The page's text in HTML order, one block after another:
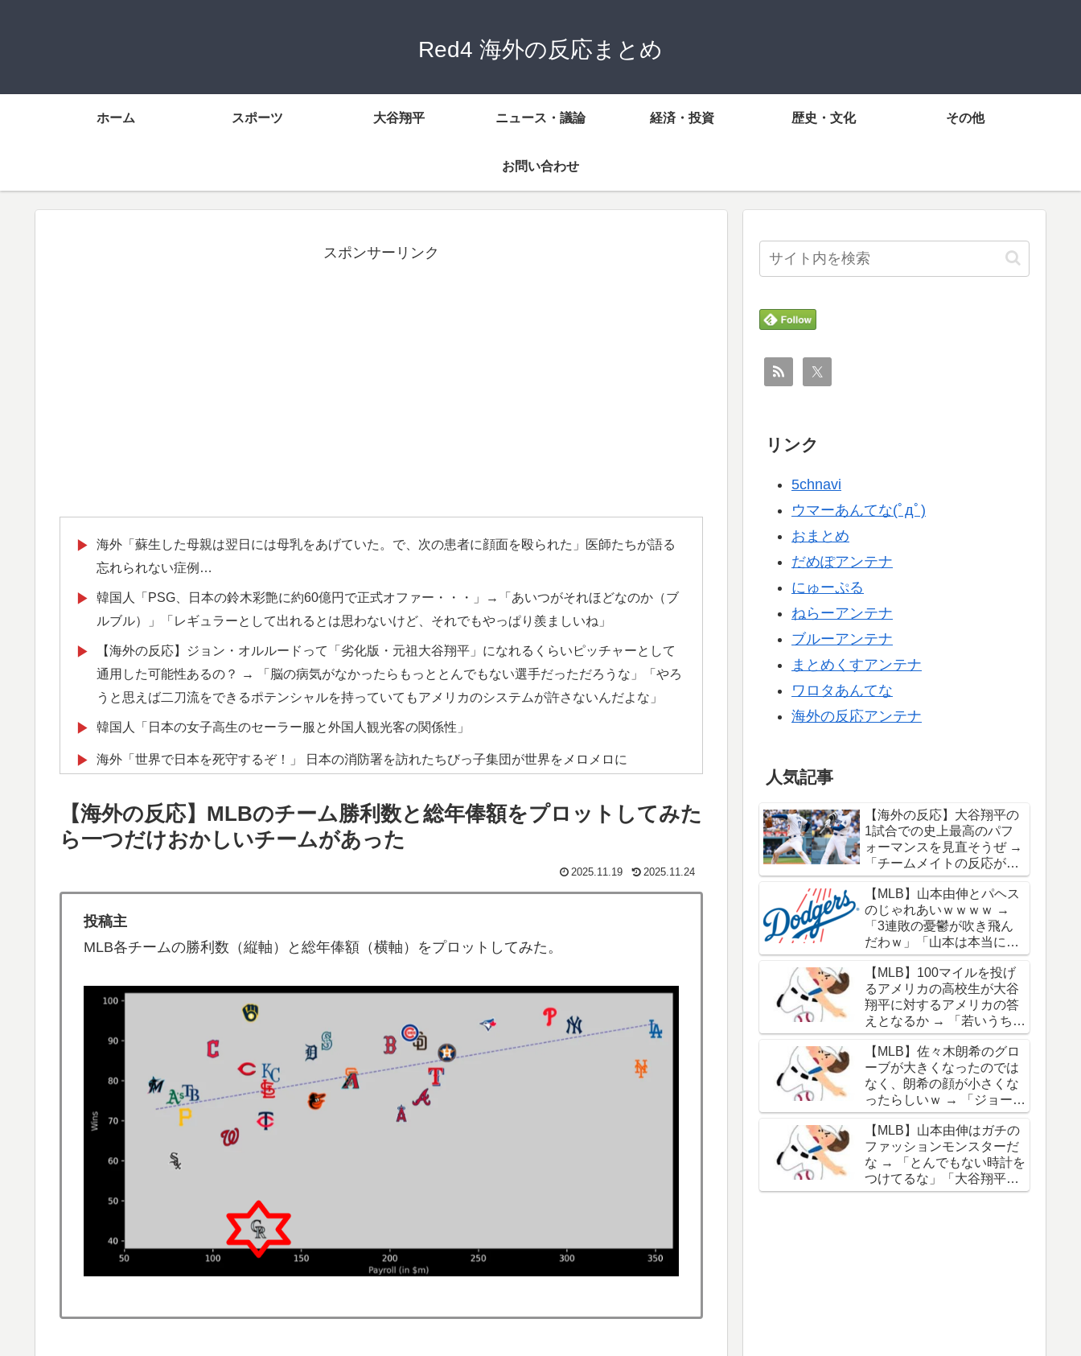
Red4 海外の反応まとめ
ホーム スポーツ 大谷翔平 ニュース・議論 経済・投資 歴史・文化 その他
お問い合わせ
スポンサーリンク
▶
海外「蘇生した母親は翌日には母乳をあげていた。で、次の患者に顔面を殴られた」医師たちが語る
忘れられない症例…
▶
韓国人「PSG、日本の鈴木彩艶に約60億円で正式オファー・・・」→「あいつがそれほどなのか（ブ
ルブル）」「レギュラーとして出れるとは思わないけど、それでもやっぱり羨ましいね」
▶
【海外の反応】ジョン・オルルードって「劣化版・元祖大谷翔平」になれるくらいピッチャーとして
通用した可能性あるの？ → 「脳の病気がなかったらもっととんでもない選手だっただろうな」「やろ
うと思えば二刀流をできるポテンシャルを持っていてもアメリカのシステムが許さないんだよな」
▶ 韓国人「日本の女子高生のセーラー服と外国人観光客の関係性」
▶ 海外「世界で日本を死守するぞ！」 日本の消防署を訪れたちびっ子集団が世界をメロメロに
▶ 韓国人「トヨタが2027年に次世代ハイブリッドバッテリーを導入へ！最大1000kmの航続距離や超高速
充電を目指す」
欧州「日本だけ反則だろ…」 世界の『日本びいき』にヨーロッパ全土から不満の声
▶
▶ 海外「これが文明か！」日本に比べて超石器時代だった英国に海外が大騒ぎ
【海外の反応】南アのGK、ペナルティエリアを壮大に勘違いして一発退場「どんな空間認識能力だよ
外国人「お前ら日本のアルフォートというチョコレート知ってる？」
外国人「お前ら日本のアルフォートというチョコレート知ってる？」
英国人「ようこそ」冨安健洋、クリスタルパレス加入が決定的に！メディカル検査をパス！現地サポ
が歓迎！アーセナルファンも祝福！【海外の反応】
が受けたDNA検査
韓国、日本で韓国籍のインフルエンサーが7台の車に当て逃げして逮捕されたのに「また日本は嫌韓し
ようとしている」と決めつけて責任転嫁
【海外の反応】MLBのチーム勝利数と総年俸額をプロットしてみた
ら一つだけおかしいチームがあった
2025.11.19 2025.11.24
投稿主
MLB各チームの勝利数（縦軸）と総年俸額（横軸）をプロットしてみた。
リンク
5chnavi
ウマーあんてな(ﾟдﾟ)
おまとめ
だめぽアンテナ
にゅーぷる
ねらーアンテナ
ブルーアンテナ
まとめくすアンテナ
ワロタあんてな
海外の反応アンテナ
人気記事
【海外の反応】大谷翔平の
1試合での史上最高のパフ
ォーマンスを見直そうぜ →
「チームメイトの反応が凄
さを物語ってるな」「ワー
ルドシリーズで延長18回ま
でいった試合も凄かった」
【MLB】山本由伸とパヘス
のじゃれあいｗｗｗｗ →
「3連敗の憂鬱が吹き飛ん
だわｗ」「山本は本当にオ
シャレだな」
【MLB】100マイルを投げ
るアメリカの高校生が大谷
翔平に対するアメリカの答
えとなるか → 「若いうちか
ら神格化されても期待通り
のキャリアを築けるのはほ
んの一握りだからな」「大
谷の名前を出したのはクリ
ック数稼ぎでしかないわ」
【MLB】佐々木朗希のグロ
ーブが大きくなったのでは
なく、朗希の顔が小さくな
ったらしいｗ → 「ジョーク
が出るってことは絶好調の
証拠だな」「癖なのか精神
的なものなのか分からない
がいい方向に進んだのはい
いことだ」
【MLB】山本由伸はガチの
ファッションモンスターだ
な → 「とんでもない時計を
つけてるな」「大谷翔平と
は真逆だな」